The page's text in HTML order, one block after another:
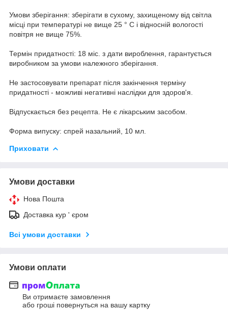
Умови зберігання: зберігати в сухому, захищеному від світла
місці при температурі не вище 25 ° С і відносній вологості
повітря не вище 75%.
Термін придатності: 18 міс. з дати вироблення, гарантується
виробником за умови належного зберігання.
Не застосовувати препарат після закінчення терміну
придатності - можливі негативні наслідки для здоров'я.
Відпускається без рецепта. Не є лікарським засобом.
Форма випуску: спрей назальний, 10 мл.
Приховати
Умови доставки
Нова Пошта
Доставка кур ' єром
Всі умови доставки
Умови оплати
Ви отримаєте замовлення
або гроші повернуться на вашу картку